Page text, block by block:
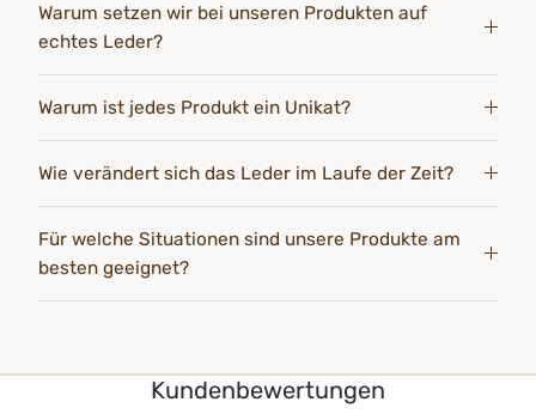
Warum setzen wir bei unseren Produkten auf
echtes Leder?
Warum ist jedes Produkt ein Unikat?
Wie verändert sich das Leder im Laufe der Zeit?
Für welche Situationen sind unsere Produkte am
besten geeignet?
Kundenbewertungen